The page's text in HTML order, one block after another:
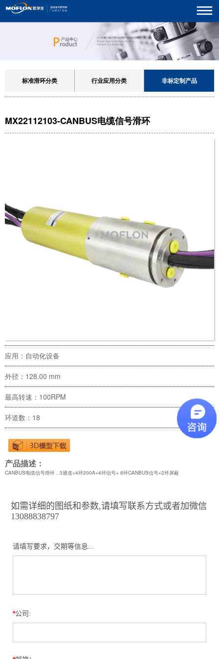
标准滑环分类 行业应用分类 非标定制产品
MX22112103-CANBUS电缆信号滑环
应用：自动化设备
外径：128.00 mm
最高转速：100RPM
环道数：18
产品描述：
CANBUS电缆信号滑环，3通道+4环200A+4环信号+ 8环CANBUS信号+2环屏蔽